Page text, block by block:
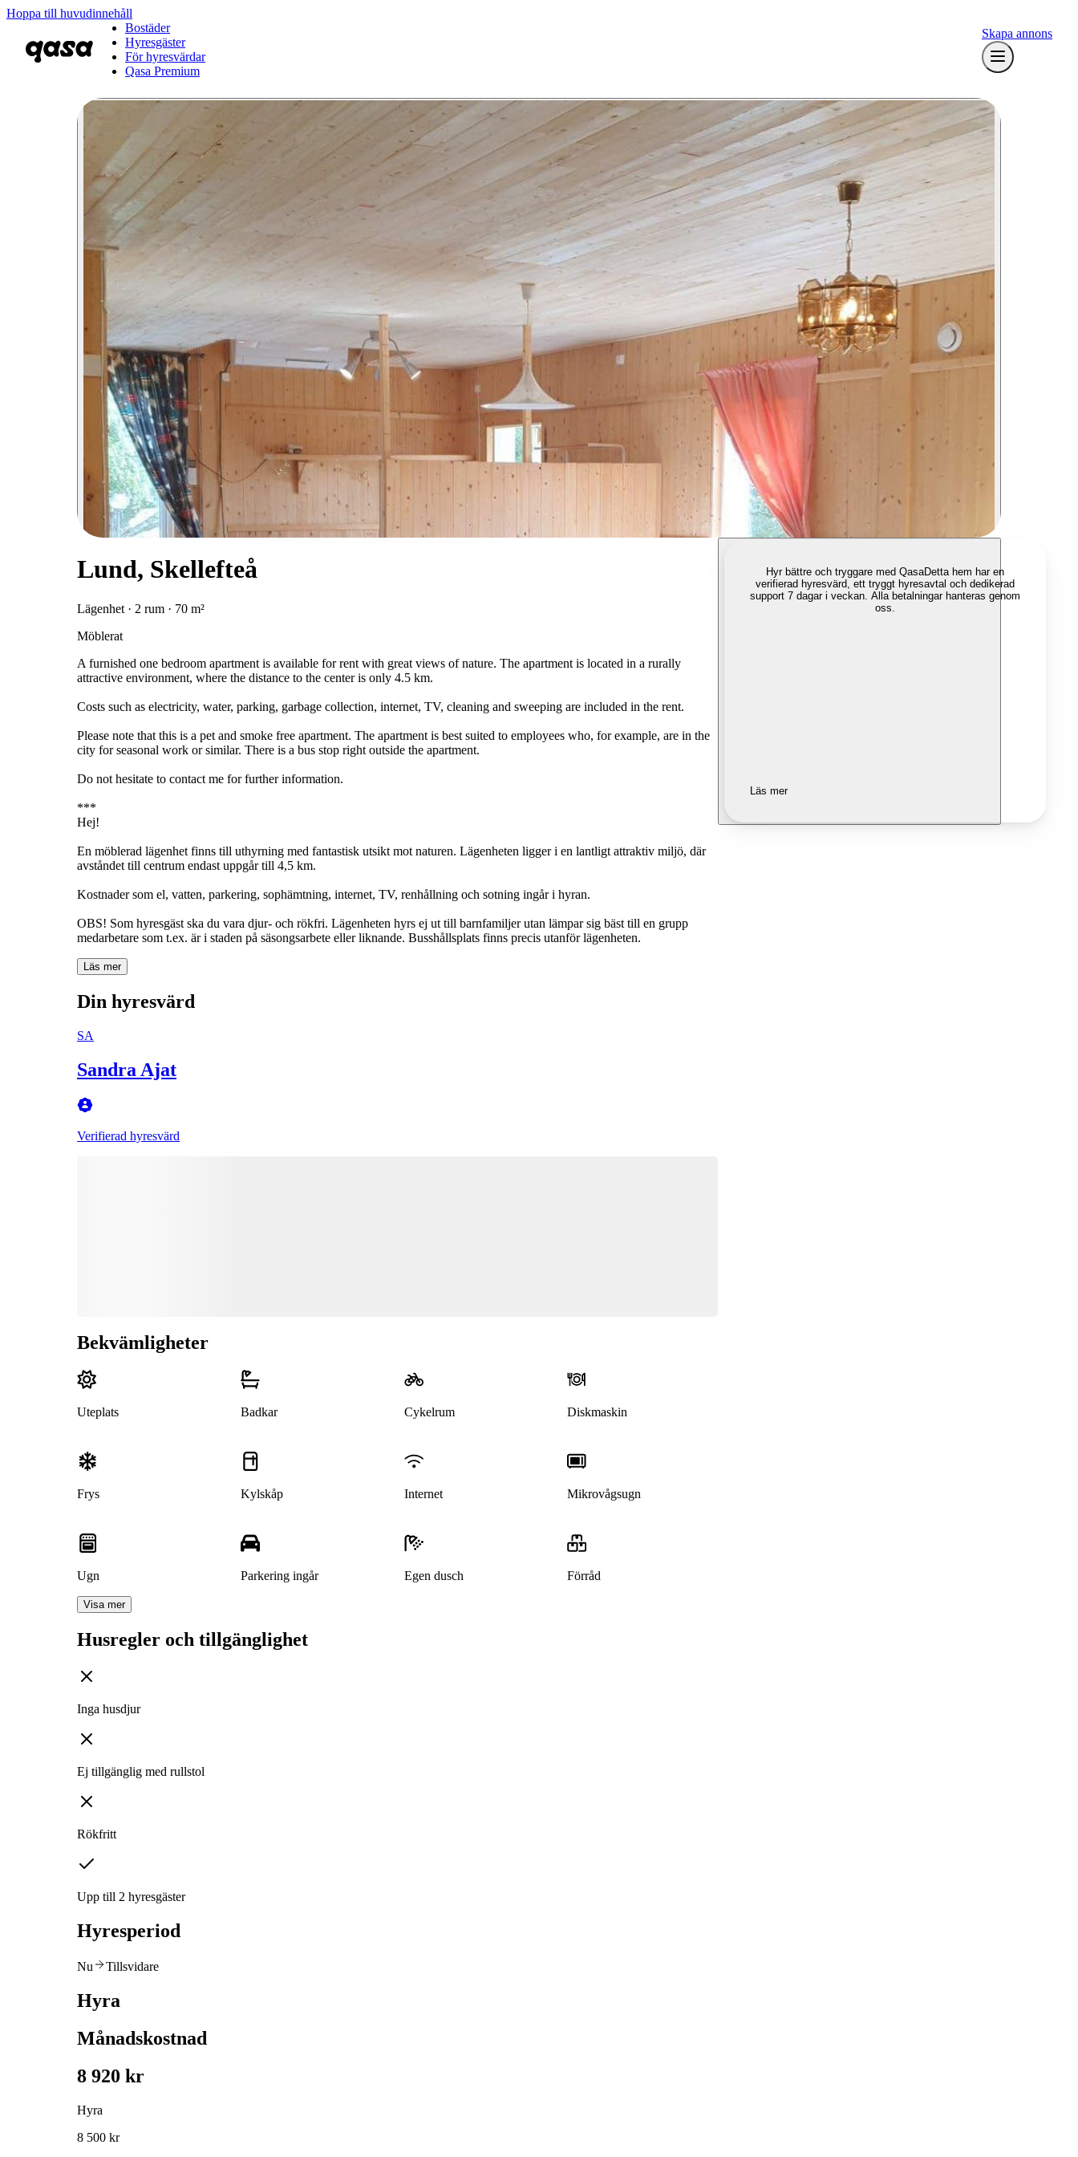
Hoppa till huvudinnehåll
Bostäder
Hyresgäster
För hyresvärdar
Qasa Premium
Skapa annons
Lund, Skellefteå
Lägenhet · 2 rum · 70 m²
Möblerat
A furnished one bedroom apartment is available for rent with great views of nature. The apartment is located in a rurally
attractive environment, where the distance to the center is only 4.5 km.
Costs such as electricity, water, parking, garbage collection, internet, TV, cleaning and sweeping are included in the rent.
Please note that this is a pet and smoke free apartment. The apartment is best suited to employees who, for example, are in the
city for seasonal work or similar. There is a bus stop right outside the apartment.
Do not hesitate to contact me for further information.
***
Hej!
En möblerad lägenhet finns till uthyrning med fantastisk utsikt mot naturen. Lägenheten ligger i en lantligt attraktiv miljö, där
avståndet till centrum endast uppgår till 4,5 km.
Kostnader som el, vatten, parkering, sophämtning, internet, TV, renhållning och sotning ingår i hyran.
OBS! Som hyresgäst ska du vara djur- och rökfri. Lägenheten hyrs ej ut till barnfamiljer utan lämpar sig bäst till en grupp
medarbetare som t.ex. är i staden på säsongsarbete eller liknande. Busshållsplats finns precis utanför lägenheten.
Läs mer
Din hyresvärd
SA
Sandra Ajat
Verifierad hyresvärd
Bekvämligheter
Uteplats Badkar Cykelrum Diskmaskin
Frys Kylskåp Internet Mikrovågsugn
Ugn Parkering ingår Egen dusch Förråd
Visa mer
Husregler och tillgänglighet
Inga husdjur
Ej tillgänglig med rullstol
Rökfritt
Upp till 2 hyresgäster
Hyresperiod
Nu Tillsvidare
Hyra
Månadskostnad
8 920 kr
Hyra
8 500 kr
Hyr bättre och tryggare med QasaDetta hem har en
verifierad hyresvärd, ett tryggt hyresavtal och dedikerad
support 7 dagar i veckan. Alla betalningar hanteras genom
oss.
Läs mer